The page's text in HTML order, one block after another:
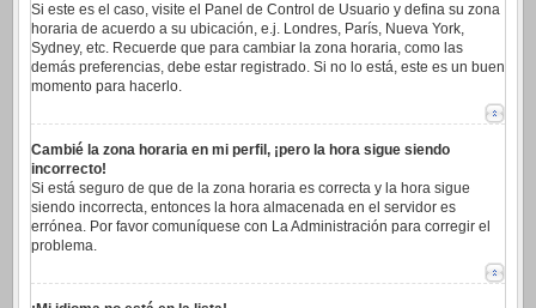
Si este es el caso, visite el Panel de Control de Usuario y defina su zona
horaria de acuerdo a su ubicación, e.j. Londres, París, Nueva York,
Sydney, etc. Recuerde que para cambiar la zona horaria, como las
demás preferencias, debe estar registrado. Si no lo está, este es un buen
momento para hacerlo.
Cambié la zona horaria en mi perfil, ¡pero la hora sigue siendo
incorrecto!
Si está seguro de que de la zona horaria es correcta y la hora sigue
siendo incorrecta, entonces la hora almacenada en el servidor es
errónea. Por favor comuníquese con La Administración para corregir el
problema.